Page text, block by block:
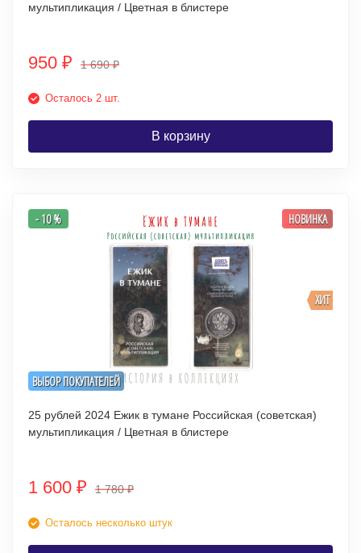
мультипликация / Цветная в блистере
950 ₽ 1 690₽
Осталось 2 шт.
В корзину
ВЫБОР ПОКУПАТЕЛЕЙ
ХИТ
- 10 % НОВИНКА
25 рублей 2024 Ежик в тумане Российская (советская)
мультипликация / Цветная в блистере
1 600 ₽ 1 780₽
Осталось несколько штук